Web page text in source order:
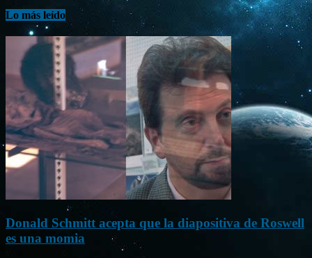
Lo más leído
Donald Schmitt acepta que la diapositiva de Roswell
es una momia